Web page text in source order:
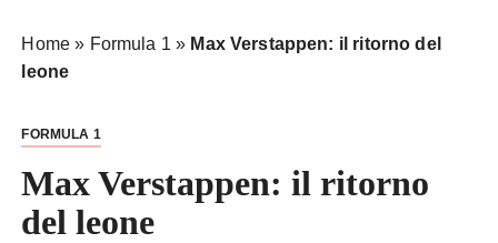
Home » Formula 1 » Max Verstappen: il ritorno del
leone
FORMULA 1
Max Verstappen: il ritorno
del leone